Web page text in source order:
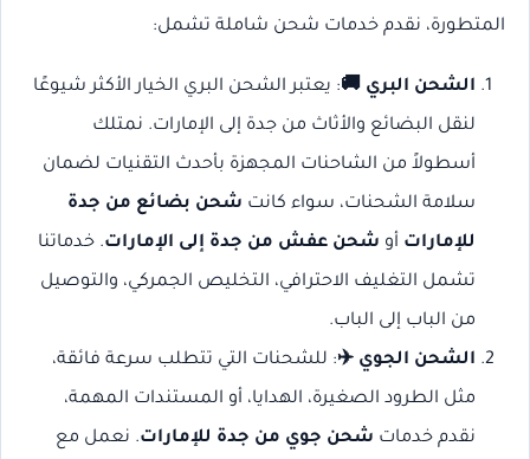
المتطورة، نقدم خدمات شحن شاملة تشمل:
الشحن البري 🚚: يعتبر الشحن البري الخيار الأكثر شيوعًا
لنقل البضائع والأثاث من جدة إلى الإمارات. نمتلك
أسطولاً من الشاحنات المجهزة بأحدث التقنيات لضمان
سلامة الشحنات، سواء كانت شحن بضائع من جدة
للإمارات أو شحن عفش من جدة إلى الإمارات. خدماتنا
تشمل التغليف الاحترافي، التخليص الجمركي، والتوصيل
من الباب إلى الباب.
الشحن الجوي ✈️: للشحنات التي تتطلب سرعة فائقة،
مثل الطرود الصغيرة، الهدايا، أو المستندات المهمة،
نقدم خدمات شحن جوي من جدة للإمارات. نعمل مع